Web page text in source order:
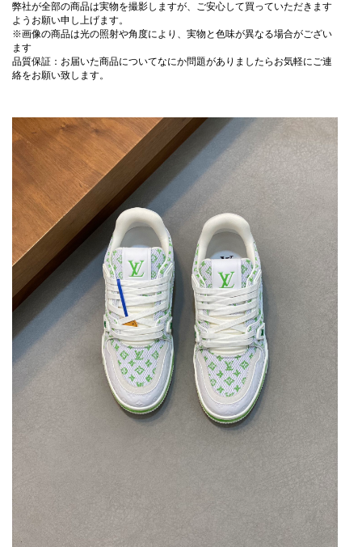
弊社が全部の商品は実物を撮影しますが、ご安心して買っていただきます
ようお願い申し上げます。
※画像の商品は光の照射や角度により、実物と色味が異なる場合がござい
ます
品質保証：お届いた商品についてなにか問題がありましたらお気軽にご連
絡をお願い致します。